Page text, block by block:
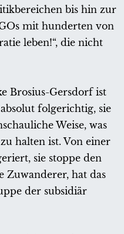
bis hin zur
mit hunderten von
leben!“, die nicht
Brosius-Gersdorf ist
folgerichtig, sie
Weise, was
halten ist. Von einer
sie stoppe den
Zuwanderer, hat das
der subsidiär